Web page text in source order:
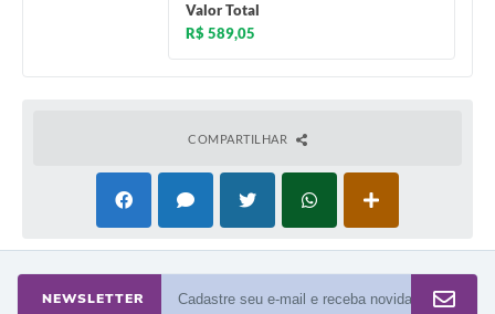
Valor Total
R$ 589,05
COMPARTILHAR
NEWSLETTER